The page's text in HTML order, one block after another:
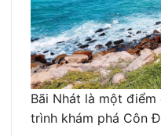
Bãi Nhát là một
trình khám phá Côn